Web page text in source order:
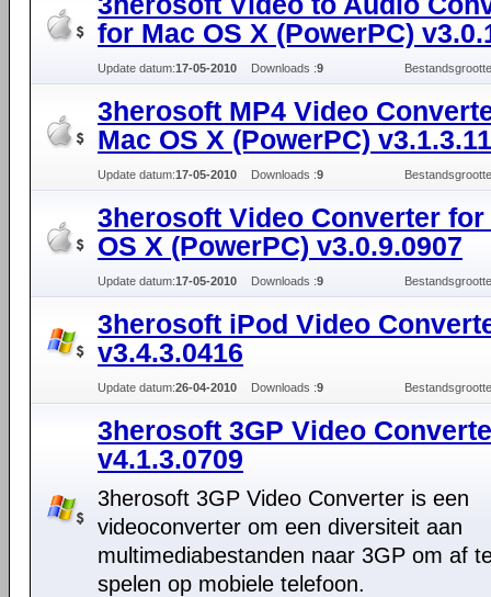
for Mac OS X (PowerPC)
Update datum:17-05-2010 Downloads :9
3herosoft MP4 Video
Mac OS X (PowerPC)
Update datum:17-05-2010 Downloads :9
3herosoft Video Converter for
OS X (PowerPC) v3.0.9.0907
Update datum:17-05-2010 Downloads :9
3herosoft iPod Video
v3.4.3.0416
Update datum:26-04-2010 Downloads :9
3herosoft 3GP Video
v4.1.3.0709
3herosoft 3GP Video Converter is een
videoconverter om een diversiteit aan
multimediabestanden naar 3GP om af
spelen op mobiele telefoon.